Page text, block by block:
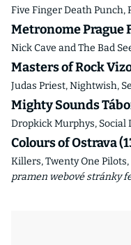
Five Finger Death Punch,
Metronome Prague
Nick Cave and The Bad
Masters of Rock
Judas Priest, Nightwish,
Mighty Sounds
Dropkick Murphys, Social
Colours of Ostrava
Killers, Twenty One
pramen webové stránky